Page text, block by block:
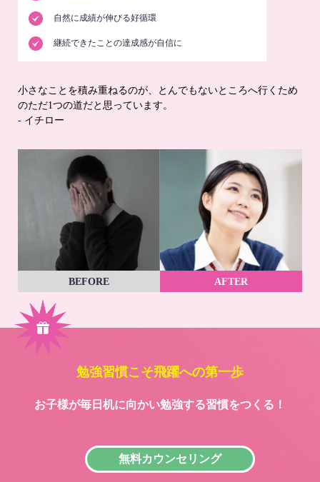
自然に成績が伸びる好循環
継続できたことの達成感が自信に
小さなことを積み重ねるのが、とんでもないところへ行くため
のただ1つの道だと思っています。
- イチロー
BEFORE AFTER
勉強習慣こそ飛躍への第一歩
お子様が毎日机に向かい勉強する習慣をつくる！
無料カウンセリング